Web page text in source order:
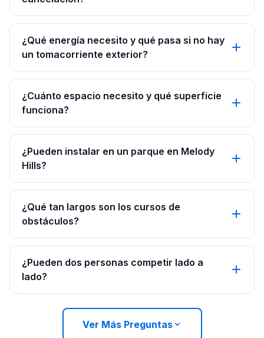
¿Qué energía necesito y qué pasa si no hay
un tomacorriente exterior?
¿Cuánto espacio necesito y qué superficie
funciona?
¿Pueden instalar en un parque en Melody
Hills?
¿Qué tan largos son los cursos de
obstáculos?
¿Pueden dos personas competir lado a
lado?
Ver Más Preguntas